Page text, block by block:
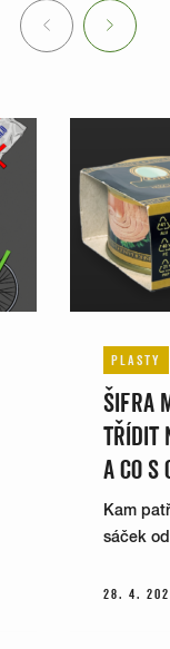
Previous
PLASTY
ŠIFRA
TŘÍDIT
A CO S
Kam
sáček
28. 4.
Next